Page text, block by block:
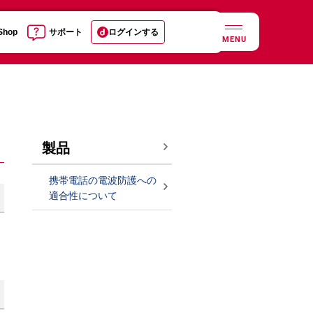
サポート ログインする
MENU
製品
携帯電話の電波防護への
適合性について